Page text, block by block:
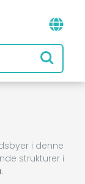
i denne
strukturer i
.